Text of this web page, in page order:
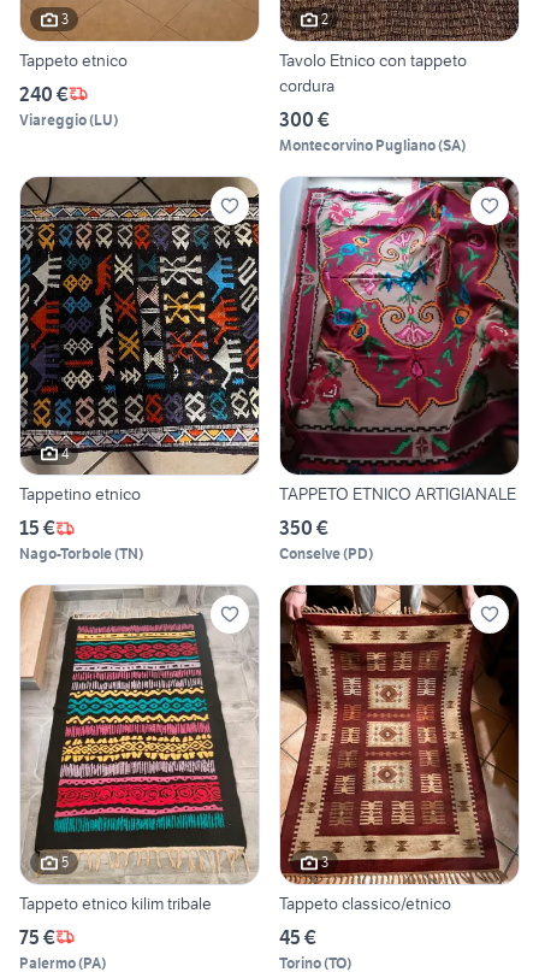
3
Tappeto etnico
240 €
Viareggio(LU)
2
Tavolo Etnico con tappeto
cordura
300 €
Montecorvino Pugliano(SA)
4
Tappetino etnico
15 €
Nago-Torbole(TN)
TAPPETO ETNICO ARTIGIANALE
350 €
Conselve(PD)
5
Tappeto etnico kilim tribale
75 €
Palermo(PA)
3
Tappeto classico/etnico
45 €
Torino(TO)